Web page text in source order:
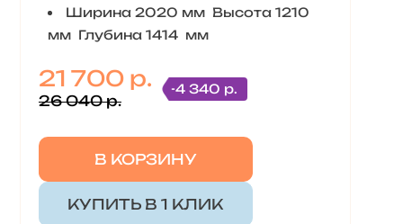
Ширина 2020 мм Высота 1210
мм Глубина 1414 мм
21 700 р.
26 040 р.
-4 340 р.
В КОРЗИНУ
КУПИТЬ В 1 КЛИК